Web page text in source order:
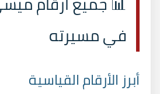
في مسيرته
أبرز الأرقام القياسية